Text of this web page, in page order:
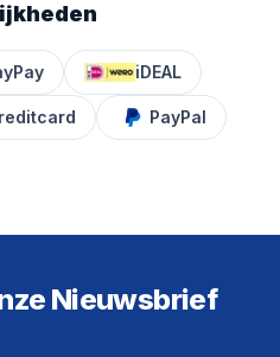
iDEAL
PayPal
Nieuwsbrief